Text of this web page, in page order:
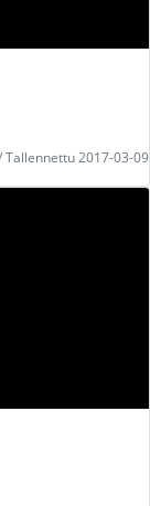
Tallennettu 2017-03-09